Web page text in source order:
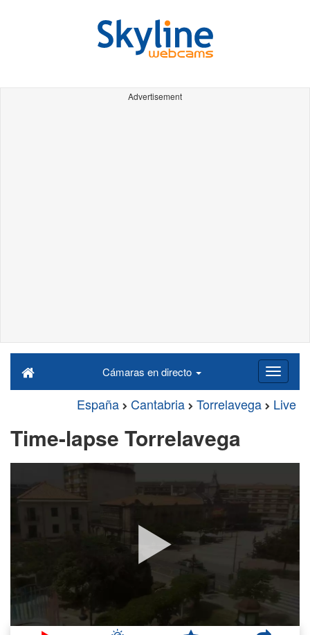
Advertisement
Cámaras en directo
España Cantabria Torrelavega Live
Time-lapse Torrelavega